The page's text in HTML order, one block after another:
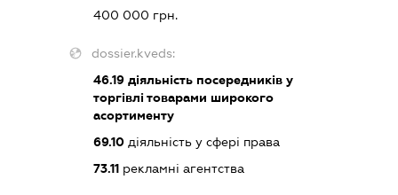
400 000 грн.
dossier.kveds:
46.19 діяльність посередників у
торгівлі товарами широкого
асортименту
69.10 діяльність у сфері права
73.11 рекламні агентства